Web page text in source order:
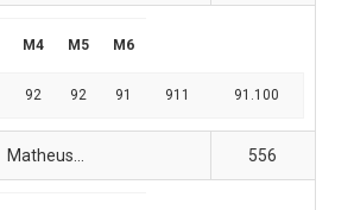
M4 M5 M6
92 92 91 911 91.100
Matheus... 556